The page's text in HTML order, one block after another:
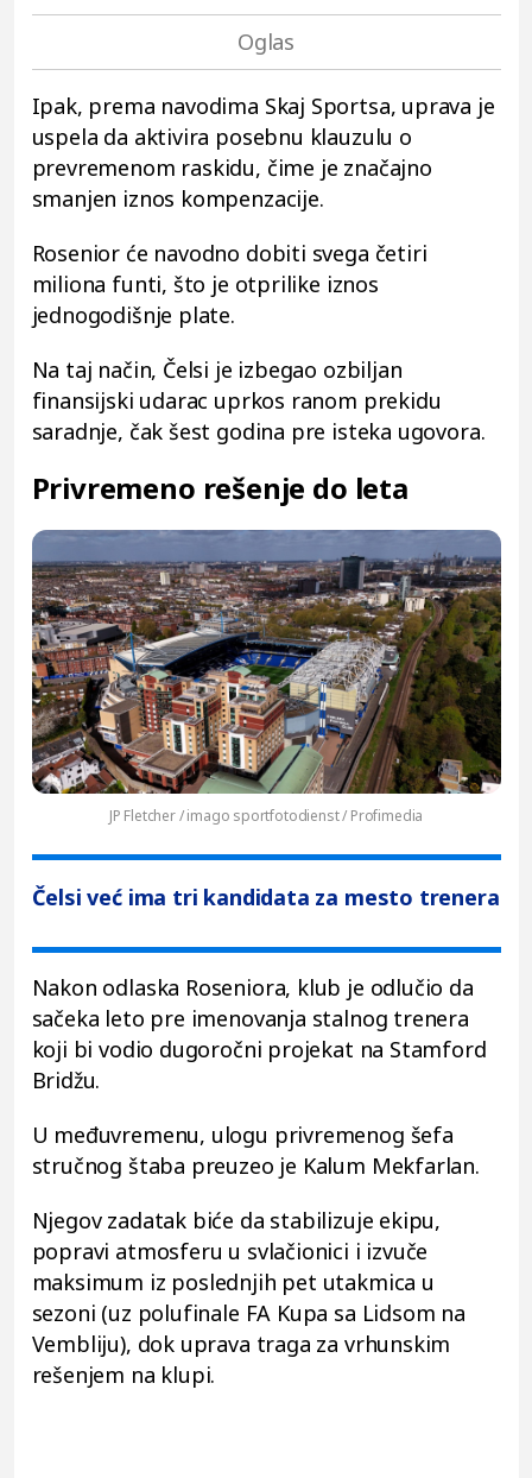
Ipak, prema navodima Skaj Sportsa, uprava je
uspela da aktivira posebnu klauzulu o
prevremenom raskidu, čime je značajno
smanjen iznos kompenzacije.
Rosenior će navodno dobiti svega četiri
miliona funti, što je otprilike iznos
jednogodišnje plate.
Na taj način, Čelsi je izbegao ozbiljan
finansijski udarac uprkos ranom prekidu
saradnje, čak šest godina pre isteka ugovora.
Privremeno rešenje do leta
JP Fletcher / imago sportfotodienst / Profimedia
Čelsi već ima tri kandidata za mesto trenera
Nakon odlaska Roseniora, klub je odlučio da
sačeka leto pre imenovanja stalnog trenera
koji bi vodio dugoročni projekat na Stamford
Bridžu.
U međuvremenu, ulogu privremenog šefa
stručnog štaba preuzeo je Kalum Mekfarlan.
Njegov zadatak biće da stabilizuje ekipu,
popravi atmosferu u svlačionici i izvuče
maksimum iz poslednjih pet utakmica u
sezoni (uz polufinale FA Kupa sa Lidsom na
Vembliju), dok uprava traga za vrhunskim
rešenjem na klupi.